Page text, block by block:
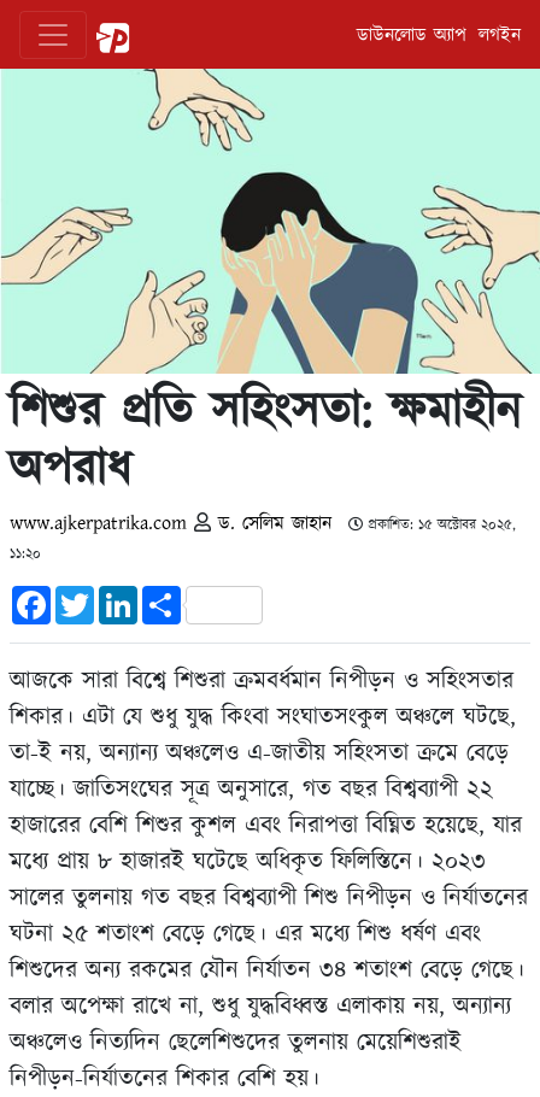
ডাউনলোড অ্যাপ লগইন
শিশুর প্রতি সহিংসতা: ক্ষমাহীন
অপরাধ
www.ajkerpatrika.com ড. সেলিম জাহান
প্রকাশিত: ১৫ অক্টোবর ২০২৫,
১১:২০
FacebookTwitterLinkedInShare
আজকে সারা বিশ্বে শিশুরা ক্রমবর্ধমান নিপীড়ন ও সহিংসতার
শিকার। এটা যে শুধু যুদ্ধ কিংবা সংঘাতসংকুল অঞ্চলে ঘটছে,
তা-ই নয়, অন‍্যান‍্য অঞ্চলেও এ-জাতীয় সহিংসতা ক্রমে বেড়ে
যাচ্ছে। জাতিসংঘের সূত্র অনুসারে, গত বছর বিশ্বব‍্যাপী ২২
হাজারের বেশি শিশুর কুশল এবং নিরাপত্তা বিঘ্নিত হয়েছে, যার
মধ‍্যে প্রায় ৮ হাজারই ঘটেছে অধিকৃত ফিলিস্তিনে। ২০২৩
সালের তুলনায় গত বছর বিশ্বব‍্যাপী শিশু নিপীড়ন ও নির্যাতনের
ঘটনা ২৫ শতাংশ বেড়ে গেছে। এর মধ‍্যে শিশু ধর্ষণ এবং
শিশুদের অন‍্য রকমের যৌন নির্যাতন ৩৪ শতাংশ বেড়ে গেছে।
বলার অপেক্ষা রাখে না, শুধু যুদ্ধবিধ্বস্ত এলাকায় নয়, অন‍্যান‍্য
অঞ্চলেও নিত‍্যদিন ছেলেশিশুদের তুলনায় মেয়েশিশুরাই
নিপীড়ন-নির্যাতনের শিকার বেশি হয়।